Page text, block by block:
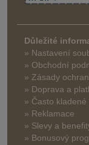
Důležité
» Nastavení
» Obchodní
» Zásady
» Doprava a
» Často kladené
» Reklamace
» Slevy a
» Bonusový